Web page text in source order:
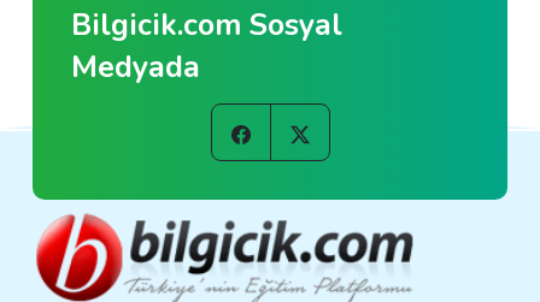
Bilgicik.com Sosyal
Medyada